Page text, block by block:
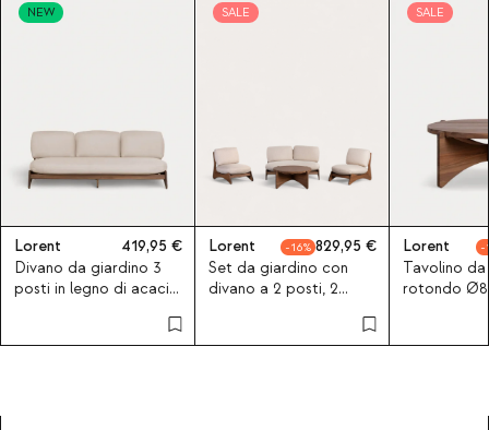
NEW
Lorent
419,95
Divano da giardino 3
posti in legno di acacia
SALE
Lorent 16
829,95
Set da giardino con
divano a 2 posti, 2
tessuto Lorent
SALE
Lorent
Tavolino
rotondo